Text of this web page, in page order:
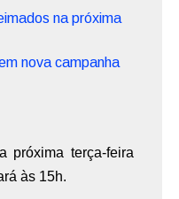
na próxima
nova campanha
próxima terça-feira
às 15h.